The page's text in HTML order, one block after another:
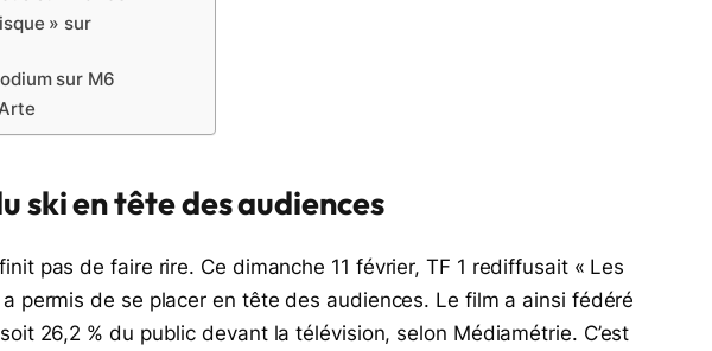
» sur
sur M6
ski en tête des audiences
pas de faire rire. Ce dimanche 11 février, TF 1 rediffusait « Les
permis de se placer en tête des audiences. Le film a ainsi fédéré
26,2 % du public devant la télévision, selon Médiamétrie. C’est